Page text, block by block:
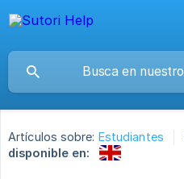
Artículos sobre: Estudiantes
disponible en: